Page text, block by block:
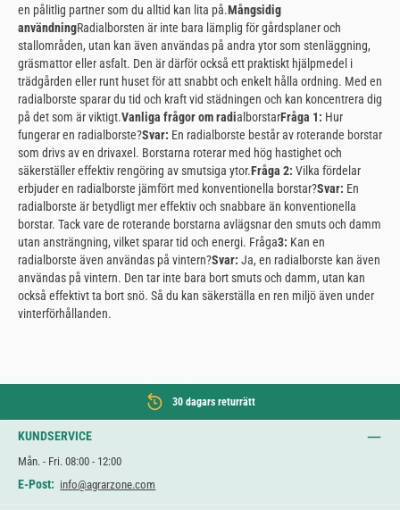
en pålitlig partner som du alltid kan lita på.Mångsidig
användningRadialborsten är inte bara lämplig för gårdsplaner och
stallområden, utan kan även användas på andra ytor som stenläggning,
gräsmattor eller asfalt. Den är därför också ett praktiskt hjälpmedel i
trädgården eller runt huset för att snabbt och enkelt hålla ordning. Med en
radialborste sparar du tid och kraft vid städningen och kan koncentrera dig
på det som är viktigt.Vanliga frågor om radialborstarFråga 1: Hur
fungerar en radialborste?Svar: En radialborste består av roterande borstar
som drivs av en drivaxel. Borstarna roterar med hög hastighet och
säkerställer effektiv rengöring av smutsiga ytor.Fråga 2: Vilka fördelar
erbjuder en radialborste jämfört med konventionella borstar?Svar: En
radialborste är betydligt mer effektiv och snabbare än konventionella
borstar. Tack vare de roterande borstarna avlägsnar den smuts och damm
utan ansträngning, vilket sparar tid och energi. Fråga3: Kan en
radialborste även användas på vintern?Svar: Ja, en radialborste kan även
användas på vintern. Den tar inte bara bort smuts och damm, utan kan
också effektivt ta bort snö. Så du kan säkerställa en ren miljö även under
vinterförhållanden.
30 dagars returrätt
KUNDSERVICE
Mån. - Fri. 08:00 - 12:00
E-Post: info@agrarzone.com